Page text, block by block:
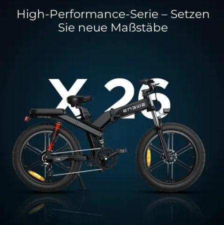
High-Performance-Serie – Setzen
Sie neue Maßstäbe